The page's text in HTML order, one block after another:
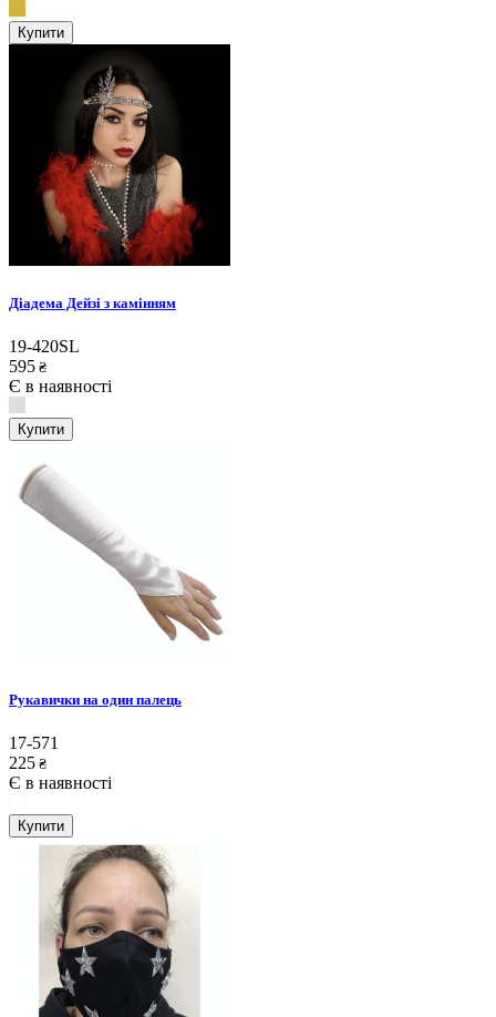
Купити
Діадема Дейзі з камінням
19-420SL
595 ₴
Є в наявності
Купити
Рукавички на один палець
17-571
225 ₴
Є в наявності
Купити